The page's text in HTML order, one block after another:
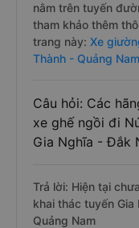
nằm trên tuyến
tham khảo thêm
trang này: Xe
Thành - Quảng Nam
Câu hỏi: Các
xe ghế ngồi đi
Gia Nghĩa - Đắk
Trả lời: Hiện tại
khai thác tuyến
Quảng Nam